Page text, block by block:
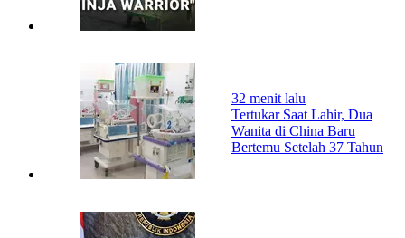
32 menit lalu
Tertukar Saat Lahir, Dua
Wanita di China Baru
Bertemu Setelah 37 Tahun